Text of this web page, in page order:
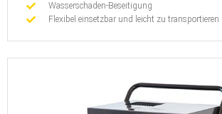
Wasserschaden-Beseitigung
Flexibel einsetzbar und leicht zu transportieren